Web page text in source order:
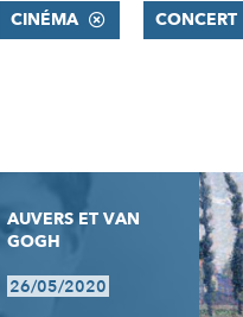
CINÉMA CONCERT
AUVERS ET VAN
GOGH
26/05/2020